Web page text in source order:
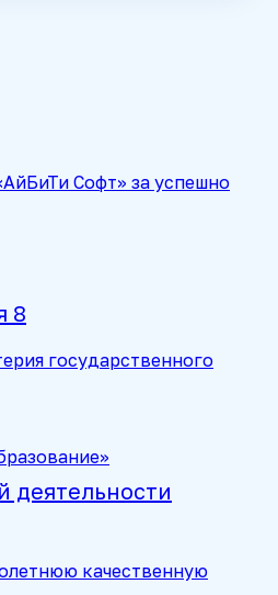
Софт» за успешно
8
государственного
деятельности
качественную